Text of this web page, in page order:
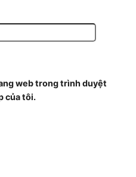
web trong trình duyệt
của tôi.